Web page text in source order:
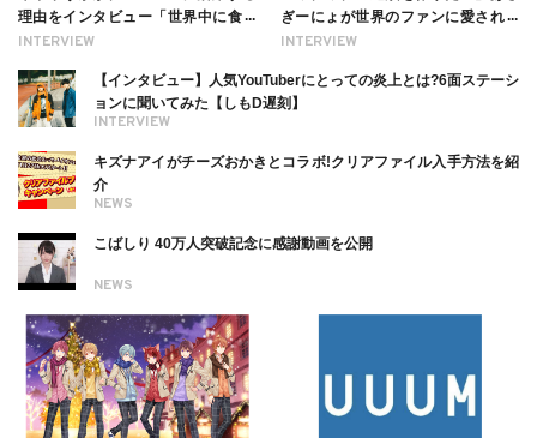
INTERVIEW
理由をインタビュー「世界中に食べ
る幸せを伝えたい」新事務所加入に
INTERVIEW
ぎーにょが世界のファンに愛される
理由【インタビュー】
INTERVIEW
【インタビュー】人気YouTuberにとっての炎上とは?6面ステーシ
ョンに聞いてみた【しもD遅刻】
NEWS
キズナアイがチーズおかきとコラボ!クリアファイル入手方法を紹
介
NEWS
こばしり 40万人突破記念に感謝動画を公開